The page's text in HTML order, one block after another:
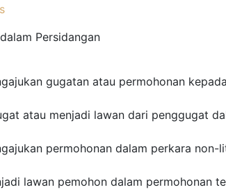
Persidangan
gugatan atau permohonan
atau menjadi lawan dari penggugat
permohonan dalam perkara
lawan pemohon dalam permohonan